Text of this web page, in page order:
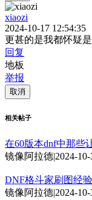
xiaozi
2024-10-17 12:54:35
更甚的是我都怀疑
回复
地板
举报
取消
相关帖子
在60版本dnf中那些
镜像阿拉德|2024-
DNF格斗家刷图经
镜像阿拉德|2024-